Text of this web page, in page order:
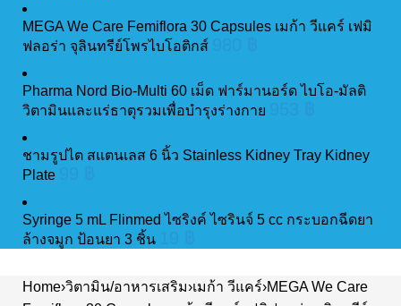
MEGA We Care Femiflora 30 Capsules เมก้า วีแคร์ เฟมิ
ฟลอร่า จุลินทรีย์โพรไบโอติกส์
Pharma Nord Bio-Multi 60 เม็ด ฟาร์มานอร์ด ไบโอ-มัลติ
วิตามินและแร่ธาตุรวมเพื่อบำรุงร่างกาย
ชามรูปไต สแตนเลส 6 นิ้ว Stainless Kidney Tray Kidney
Plate
Syringe 5 mL Flinmed ไซริงค์ ไซรินจ์ 5 cc กระบอกฉีดยา
ล้างจมูก ป้อนยา 3 ชิ้น
Home›วิตามิน/อาหารเสริม›เมก้า วีแคร์›MEGA We Care